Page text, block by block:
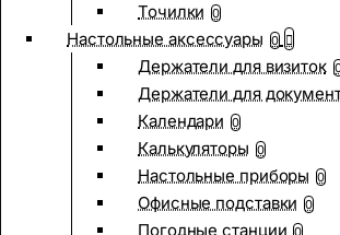
Точилки 0
Настольные аксессуары 0
Держатели для визиток
Держатели для
Календари 0
Калькуляторы 0
Настольные приборы 0
Офисные подставки 0
Погодные станции 0